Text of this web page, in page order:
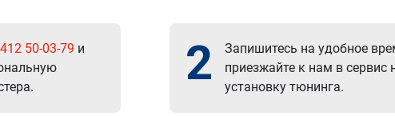
50-03-79 и
2
Запишитесь на удобное
приезжайте к нам в сервис
установку тюнинга.